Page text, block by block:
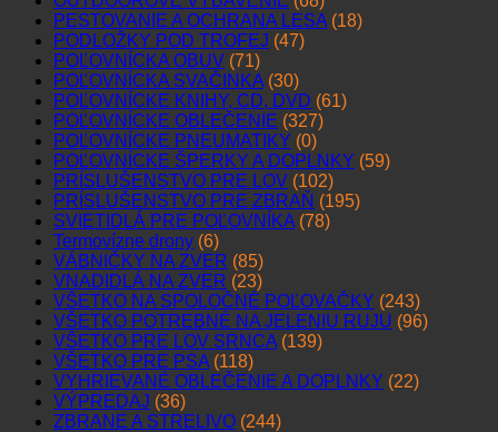
PESTOVANIE A OCHRANA LESA (18)
PODLOŽKY POD TROFEJ (47)
POĽOVNÍCKA OBUV (71)
POĽOVNÍCKA SVAČINKA (30)
POĽOVNÍCKE KNIHY, CD, DVD (61)
POĽOVNÍCKE OBLEČENIE (327)
POĽOVNÍCKE PNEUMATIKY (0)
POĽOVNÍCKE ŠPERKY A DOPLNKY (59)
PRÍSLUŠENSTVO PRE LOV (102)
PRÍSLUŠENSTVO PRE ZBRAŇ (195)
SVIETIDLÁ PRE POĽOVNÍKA (78)
Termovízne drony (6)
VÁBNIČKY NA ZVER (85)
VNADIDLÁ NA ZVER (23)
VŠETKO NA SPOLOČNÉ POĽOVAČKY (243)
VŠETKO POTREBNÉ NA JELENIU RUJU (96)
VŠETKO PRE LOV SRNCA (139)
VŠETKO PRE PSA (118)
VYHRIEVANÉ OBLEČENIE A DOPLNKY (22)
VÝPREDAJ (36)
ZBRANE A STRELIVO (244)